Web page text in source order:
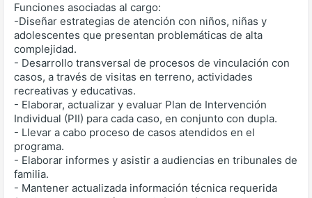
Funciones asociadas al cargo:
-Diseñar estrategias de atención con niños, niñas y
adolescentes que presentan problemáticas de alta
complejidad.
- Desarrollo transversal de procesos de vinculación con
casos, a través de visitas en terreno, actividades
recreativas y educativas.
- Elaborar, actualizar y evaluar Plan de Intervención
Individual (PII) para cada caso, en conjunto con dupla.
- Llevar a cabo proceso de casos atendidos en el
programa.
- Elaborar informes y asistir a audiencias en tribunales de
familia.
- Mantener actualizada información técnica requerida